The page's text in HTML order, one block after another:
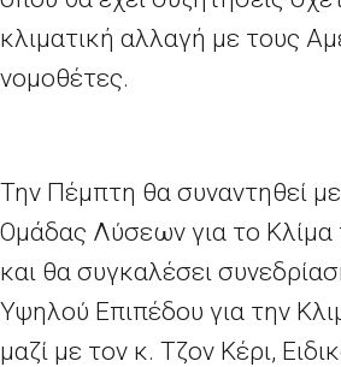
κλιματική αλλαγή με τους
νομοθέτες.
Την Πέμπτη θα συναντηθεί
Ομάδας Λύσεων για το Κλίμα
και θα συγκαλέσει
Υψηλού Επιπέδου για την
μαζί με τον κ. Τζον Κέρι,